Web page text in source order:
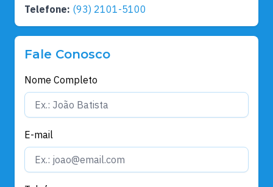
Telefone: (93) 2101-5100
Fale Conosco
Nome Completo
E-mail